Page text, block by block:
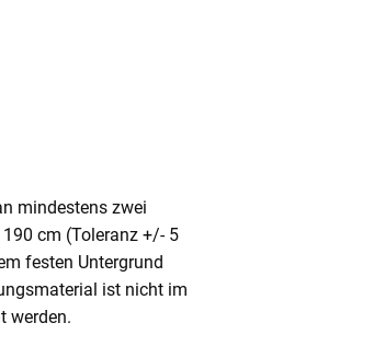
mindestens zwei
cm (Toleranz +/- 5
festen Untergrund
ist nicht im
werden.